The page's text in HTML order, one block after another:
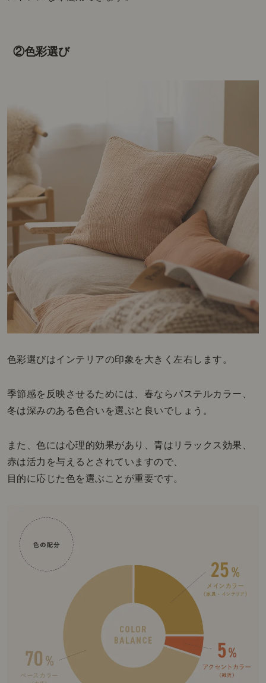
②色彩選び
色彩選びはインテリアの印象を大きく左右します。
季節感を反映させるためには、春ならパステルカラー、
冬は深みのある色合いを選ぶと良いでしょう。
また、色には心理的効果があり、青はリラックス効果、
赤は活力を与えるとされていますので、
目的に応じた色を選ぶことが重要です。